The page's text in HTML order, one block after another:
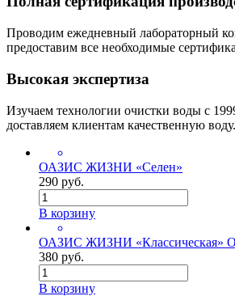
Проводим ежедневный лабораторный
предоставим все необходимые
Высокая экспертиза
Изучаем технологии очистки воды с
доставляем клиентам качественную воду.
ОАЗИС ЖИЗНИ «Селен»
290 руб.
В корзину
ОАЗИС ЖИЗНИ «Классическая»
380 руб.
В корзину